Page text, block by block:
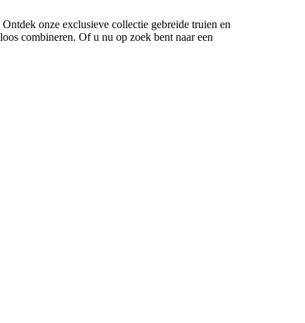
onze exclusieve collectie gebreide truien en
combineren. Of u nu op zoek bent naar een